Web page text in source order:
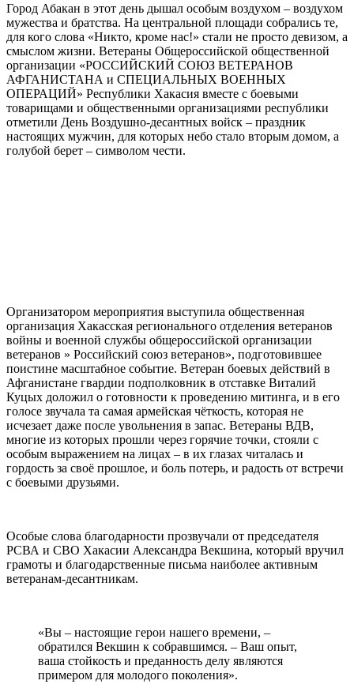
Город Абакан в этот день дышал особым воздухом – воздухом
мужества и братства. На центральной площади собрались те,
для кого слова «Никто, кроме нас!» стали не просто девизом, а
смыслом жизни. Ветераны Общероссийской общественной
организации «РОССИЙСКИЙ СОЮЗ ВЕТЕРАНОВ
АФГАНИСТАНА и СПЕЦИАЛЬНЫХ ВОЕННЫХ
ОПЕРАЦИЙ» Республики Хакасия вместе с боевыми
товарищами и общественными организациями республики
отметили День Воздушно-десантных войск – праздник
настоящих мужчин, для которых небо стало вторым домом, а
голубой берет – символом чести.
Организатором мероприятия выступила общественная
организация Хакасская регионального отделения ветеранов
войны и военной службы общероссийской организации
ветеранов » Российский союз ветеранов», подготовившее
поистине масштабное событие. Ветеран боевых действий в
Афганистане гвардии подполковник в отставке Виталий
Куцых доложил о готовности к проведению митинга, и в его
голосе звучала та самая армейская чёткость, которая не
исчезает даже после увольнения в запас. Ветераны ВДВ,
многие из которых прошли через горячие точки, стояли с
особым выражением на лицах – в их глазах читалась и
гордость за своё прошлое, и боль потерь, и радость от встречи
с боевыми друзьями.
Особые слова благодарности прозвучали от председателя
РСВА и СВО Хакасии Александра Векшина, который вручил
грамоты и благодарственные письма наиболее активным
ветеранам-десантникам.
«Вы – настоящие герои нашего времени, –
обратился Векшин к собравшимся. – Ваш опыт,
ваша стойкость и преданность делу являются
примером для молодого поколения».